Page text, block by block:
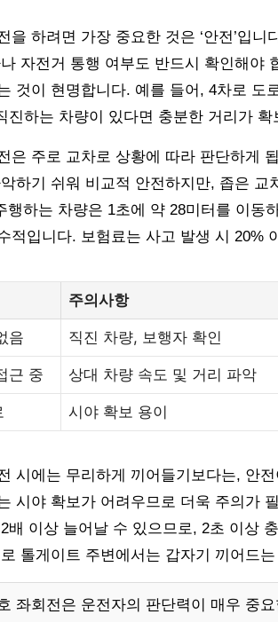
을 하려면 가장 중요한 것은 ‘안전’입
자전거 통행 여부도 반드시 확인해야
것이 현명합니다. 예를 들어, 4차로 도
진하는 차량이 있다면 충분한 거리가
은 주로 교차로 상황에 따라 판단하게
하기 쉬워 비교적 안전하지만, 좁은
행하는 차량은 1초에 약 28미터를 이동
적입니다. 보험료는 사고 발생 시 20%
주의사항
음 직진 차량, 보행자 확인
근 중 상대 차량 속도 및 거리 파악
시야 확보 용이
시에는 무리하게 끼어들기보다는, 안
시야 확보가 어려우므로 더욱 주의가
배 이상 늘어날 수 있으므로, 2초 이상
톨게이트 주변에서는 갑자기 끼어드
좌회전은 운전자의 판단력이 매우 중